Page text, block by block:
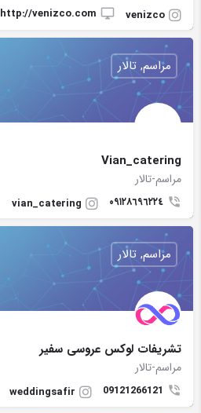
venizco
http://venizco.com
Vian_catering
مراسم-تالار
٠٩١٢٨٦٩٦٢٢٤ vian_catering
مراسم, تالار
تشريفات لوکس عروسی سفير
مراسم-تالار
09121266121
weddingsafir
مراسم, تالار